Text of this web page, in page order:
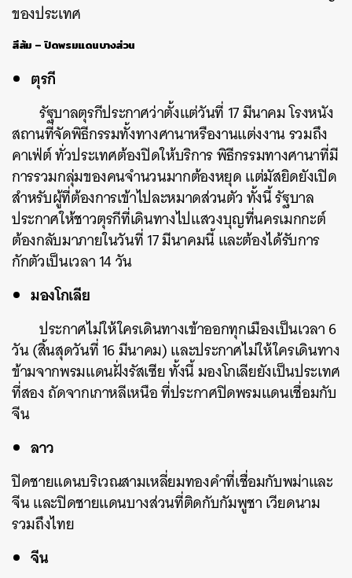
ของประเทศ
สีส้ม – ปิดพรมแดนบางส่วน
ตุรกี
รัฐบาลตุรกีประกาศว่าตั้งแต่วันที่ 17 มีนาคม โรงหนัง
สถานที่จัดพิธีกรรมทั้งทางศานาหรืองานแต่งงาน รวมถึง
คาเฟ่ต์ ทั่วประเทศต้องปิดให้บริการ พิธีกรรมทางศานาที่มี
การรวมกลุ่มของคนจำนวนมากต้องหยุด แต่มัสยิดยังเปิด
สำหรับผู้ที่ต้องการเข้าไปละหมาดส่วนตัว ทั้งนี้ รัฐบาล
ประกาศให้ชาวตุรกีที่เดินทางไปแสวงบุญที่นครเมกกะต์
ต้องกลับมาภายในวันที่ 17 มีนาคมนี้ และต้องได้รับการ
กักตัวเป็นเวลา 14 วัน
มองโกเลีย
ประกาศไม่ให้ใครเดินทางเข้าออกทุกเมืองเป็นเวลา 6
วัน (สิ้นสุดวันที่ 16 มีนาคม) และประกาศไม่ให้ใครเดินทาง
ข้ามจากพรมแดนฝั่งรัสเซีย ทั้งนี้ มองโกเลียยังเป็นประเทศ
ที่สอง ถัดจากเกาหลีเหนือ ที่ประกาศปิดพรมแดนเชื่อมกับ
จีน
ลาว
ปิดชายแดนบริเวณสามเหลี่ยมทองคำที่เชื่อมกับพม่าและ
จีน และปิดชายแดนบางส่วนที่ติดกับกัมพูชา เวียดนาม
รวมถึงไทย
จีน